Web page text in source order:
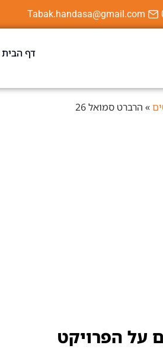
Tabak.handasa@gmail.com
דף הבית
» הרברט סמואל 26
על הפרויקט